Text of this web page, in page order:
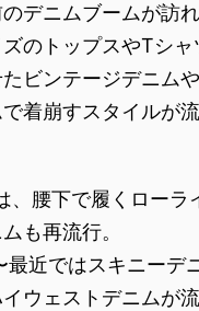
デニムブームが訪れ
のトップスやTシャ
ビンテージデニム
着崩すスタイルが
、腰下で履くローラ
も再流行。
最近ではスキニーデ
ウェストデニムが